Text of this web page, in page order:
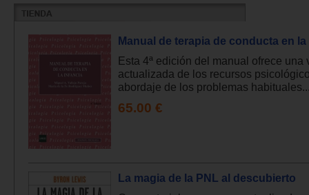
Manual de terapia de conducta en
Esta 4ª edición del manual ofrece una
actualizada de los recursos
abordaje de los problemas
65.00 €
La magia de la PNL al descubierto